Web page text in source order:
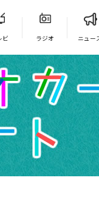
ビ ラジオ ニュー